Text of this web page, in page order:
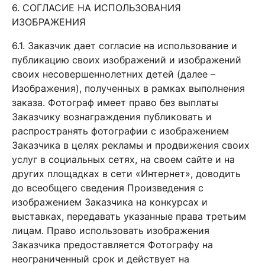
6. СОГЛАСИЕ НА ИСПОЛЬЗОВАНИЯ
ИЗОБРАЖЕНИЯ
6.1. Заказчик дает согласие на использование и
публикацию своих изображений и изображений
своих несовершеннолетних детей (далее –
Изображения), полученных в рамках выполнения
заказа. Фотограф имеет право без выплаты
Заказчику вознаграждения публиковать и
распространять фотографии с изображением
Заказчика в целях рекламы и продвижения своих
услуг в социальных сетях, на своем сайте и на
других площадках в сети «Интернет», доводить
до всеобщего сведения Произведения с
изображением Заказчика на конкурсах и
выставках, передавать указанные права третьим
лицам. Право использовать изображения
Заказчика предоставляется Фотографу на
неограниченный срок и действует на